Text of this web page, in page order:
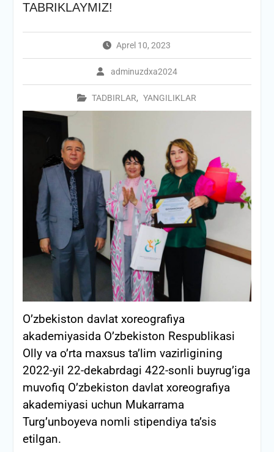
TABRIKLAYMIZ!
Aprel 10, 2023
adminuzdxa2024
TADBIRLAR, YANGILIKLAR
O’zbekiston davlat xoreografiya
akademiyasida O’zbekiston Respublikasi
Olly va o’rta maxsus ta’lim vazirligining
2022-yil 22-dekabrdagi 422-sonli buyrug’iga
muvofiq O’zbekiston davlat xoreografiya
akademiyasi uchun Mukarrama
Turg’unboyeva nomli stipendiya ta’sis
etilgan.